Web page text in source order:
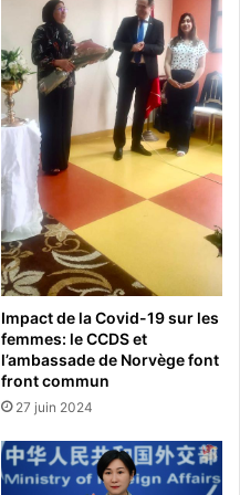
Impact de la Covid-19 sur les
femmes: le CCDS et
l’ambassade de Norvège font
front commun
27 juin 2024